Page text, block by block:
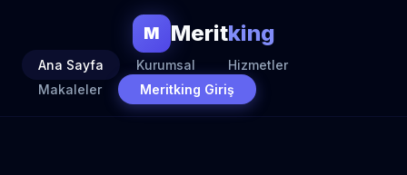
M Meritking
Ana Sayfa Kurumsal
Hizmetler
Makaleler
Meritking Giriş